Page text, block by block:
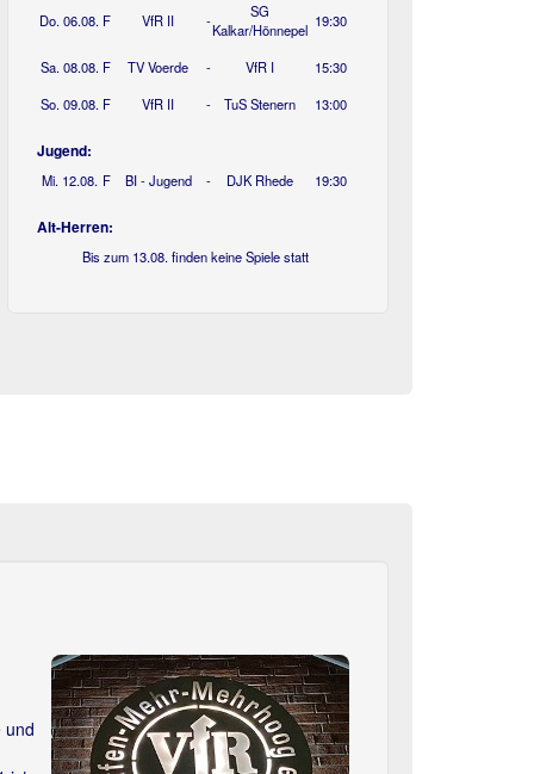
Do. 06.08. F VfR II -
SG
Kalkar/Hönnepel 19:30
Sa. 08.08. F TV Voerde - VfR I
15:30
So. 09.08. F VfR II - TuS Stenern 13:00
Jugend:
Mi. 12.08. F BI - Jugend - DJK Rhede 19:30
Alt-Herren:
Bis zum 13.08. finden keine Spiele statt
und